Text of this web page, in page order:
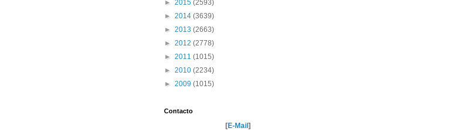
► 2015 (2593)
► 2014 (3639)
► 2013 (2663)
► 2012 (2778)
► 2011 (1015)
► 2010 (2234)
► 2009 (1015)
Contacto
[E-Mail ]